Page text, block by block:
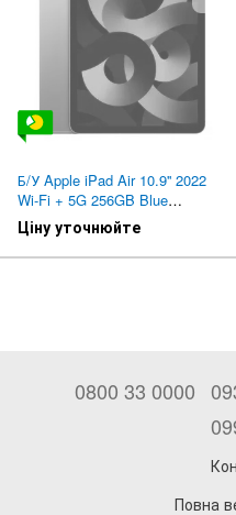
Б/У Apple iPad Air 10.9'' 2022
Wi-Fi + 5G 256GB Blue
(MM733, MM7G3)
Ціну уточнюйте
0800 33 0000
Повна